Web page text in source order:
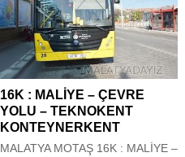
normallerinin üzerine çıkacağı
tahmin ediliyor.
16K : MALİYE – ÇEVRE
YOLU – TEKNOKENT
KONTEYNERKENT
MALATYA MOTAŞ 16K : MALİYE –